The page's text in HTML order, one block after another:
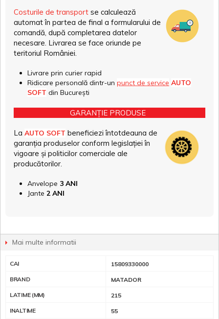
Costurile de transport se calculează
automat în partea de final a formularului de
comandă, după completarea datelor
necesare. Livrarea se face oriunde pe
teritoriul României.
Livrare prin curier rapid
Ridicare personală dintr-un punct de service AUTO
SOFT din București
GARANȚIE PRODUSE
La AUTO SOFT beneficiezi întotdeauna de
garanția produselor conform legislației în
vigoare și politicilor comerciale ale
producătorilor.
Anvelope 3 ANI
Jante 2 ANI
Mai multe informatii
CAI 15809330000
BRAND MATADOR
LATIME (MM) 215
INALTIME 55